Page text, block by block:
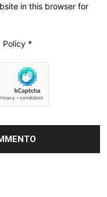
in this browser for
Policy *